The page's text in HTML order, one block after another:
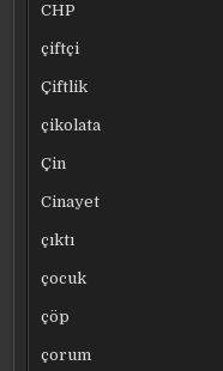
CHP
çiftçi
Çiftlik
çikolata
Çin
Cinayet
çıktı
çocuk
çöp
çorum